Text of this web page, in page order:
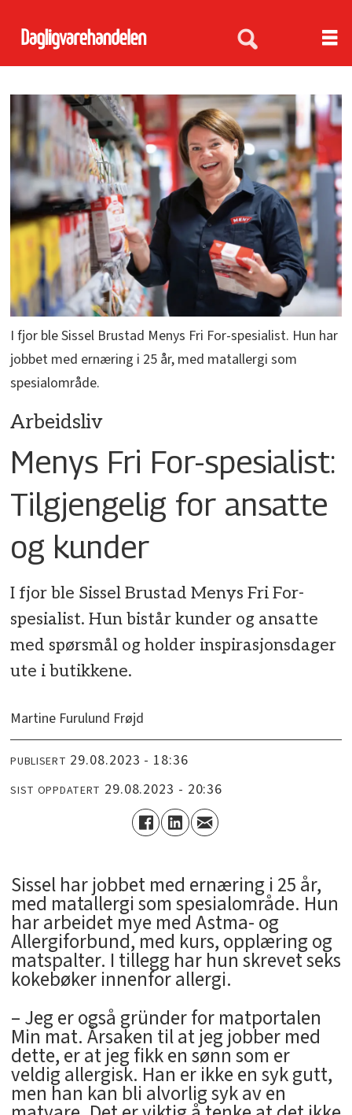
I fjor ble Sissel Brustad Menys Fri For-spesialist. Hun har
jobbet med ernæring i 25 år, med matallergi som
spesialområde.
Arbeidsliv
Menys Fri For-spesialist:
Tilgjengelig for ansatte
og kunder
I fjor ble Sissel Brustad Menys Fri For-
spesialist. Hun bistår kunder og ansatte
med spørsmål og holder inspirasjonsdager
ute i butikkene.
Martine Furulund Frøjd
PUBLISERT 29.08.2023 - 18:36
SIST OPPDATERT 29.08.2023 - 20:36
Sissel har jobbet med ernæring i 25 år,
med matallergi som spesialområde. Hun
har arbeidet mye med Astma- og
Allergiforbund, med kurs, opplæring og
matspalter. I tillegg har hun skrevet seks
kokebøker innenfor allergi.
– Jeg er også gründer for matportalen
Min mat. Årsaken til at jeg jobber med
dette, er at jeg fikk en sønn som er
veldig allergisk. Han er ikke en syk gutt,
men han kan bli alvorlig syk av en